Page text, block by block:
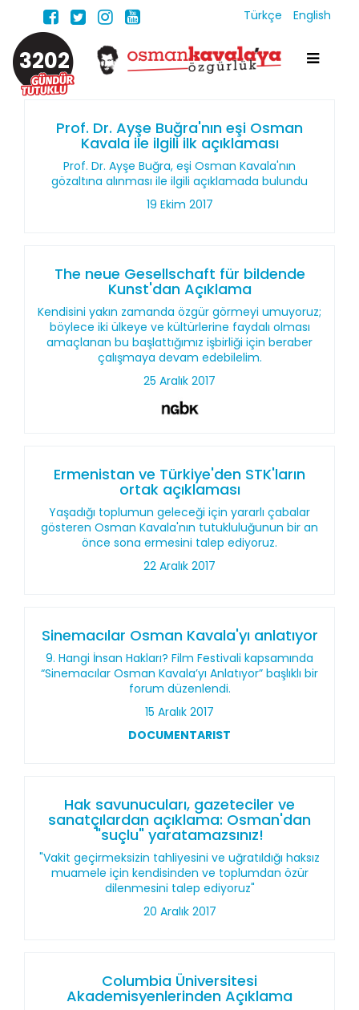
Türkçe English
3202
Prof. Dr. Ayşe Buğra'nın eşi Osman
Kavala ile ilgili ilk açıklaması
Prof. Dr. Ayşe Buğra, eşi Osman Kavala'nın
gözaltına alınması ile ilgili açıklamada bulundu
19 Ekim 2017
The neue Gesellschaft für bildende
Kunst'dan Açıklama
Kendisini yakın zamanda özgür görmeyi umuyoruz;
böylece iki ülkeye ve kültürlerine faydalı olması
amaçlanan bu başlattığımız işbirliği için beraber
çalışmaya devam edebilelim.
25 Aralık 2017
Ermenistan ve Türkiye'den STK'ların
ortak açıklaması
Yaşadığı toplumun geleceği için yararlı çabalar
gösteren Osman Kavala'nın tutukluluğunun bir an
önce sona ermesini talep ediyoruz.
22 Aralık 2017
Sinemacılar Osman Kavala'yı anlatıyor
9. Hangi İnsan Hakları? Film Festivali kapsamında
“Sinemacılar Osman Kavala’yı Anlatıyor” başlıklı bir
forum düzenlendi.
15 Aralık 2017
DOCUMENTARIST
Hak savunucuları, gazeteciler ve
sanatçılardan açıklama: Osman'dan
"suçlu" yaratamazsınız!
"Vakit geçirmeksizin tahliyesini ve uğratıldığı haksız
muamele için kendisinden ve toplumdan özür
dilenmesini talep ediyoruz"
20 Aralık 2017
Columbia Üniversitesi
Akademisyenlerinden Açıklama